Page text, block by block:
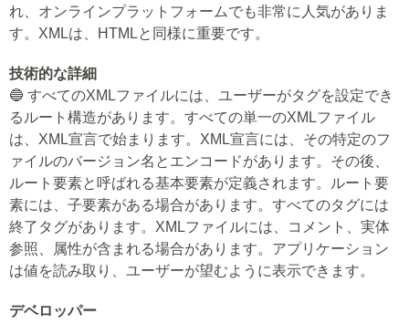
れ、オンラインプラットフォームでも非常に人気がありま
す。XMLは、HTMLと同様に重要です。
技術的な詳細
🔵 すべてのXMLファイルには、ユーザーがタグを設定でき
るルート構造があります。すべての単一のXMLファイル
は、XML宣言で始まります。XML宣言には、その特定のフ
ァイルのバージョン名とエンコードがあります。その後、
ルート要素と呼ばれる基本要素が定義されます。ルート要
素には、子要素がある場合があります。すべてのタグには
終了タグがあります。XMLファイルには、コメント、実体
参照、属性が含まれる場合があります。アプリケーション
は値を読み取り、ユーザーが望むように表示できます。
デベロッパー